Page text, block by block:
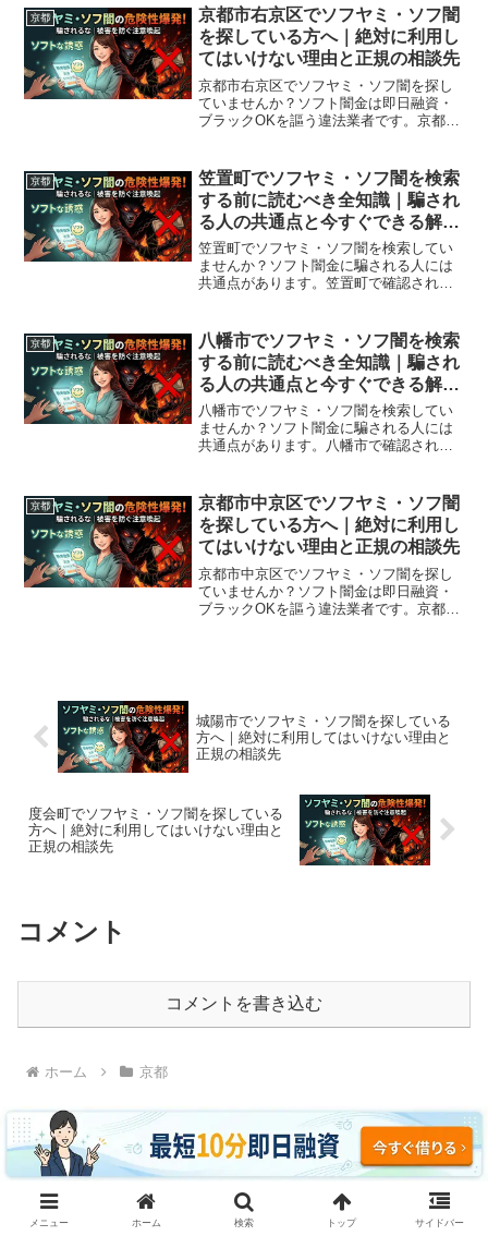
市から利用できる無料相談先まで完全解
説。
京都
京都市右京区でソフヤミ・ソフ闇
を探している方へ｜絶対に利用し
てはいけない理由と正規の相談先
京都市右京区でソフヤミ・ソフ闇を探し
ていませんか？ソフト闇金は即日融資・
ブラックOKを謳う違法業者です。京都市
出す前に必ずお読みください。
京都
笠置町でソフヤミ・ソフ闇を検索
する前に読むべき全知識｜騙され
る人の共通点と今すぐできる解決
策
笠置町でソフヤミ・ソフ闇を検索してい
ませんか？ソフト闇金に騙される人には
共通点があります。笠置町で確認されて
町から利用できる無料相談先まで完全解
説。
京都
八幡市でソフヤミ・ソフ闇を検索
する前に読むべき全知識｜騙され
る人の共通点と今すぐできる解決
策
八幡市でソフヤミ・ソフ闇を検索してい
ませんか？ソフト闇金に騙される人には
共通点があります。八幡市で確認されて
市から利用できる無料相談先まで完全解
説。
京都
京都市中京区でソフヤミ・ソフ闇
を探している方へ｜絶対に利用し
てはいけない理由と正規の相談先
京都市中京区でソフヤミ・ソフ闇を探し
ていませんか？ソフト闇金は即日融資・
ブラックOKを謳う違法業者です。京都市
城陽市でソフヤミ・ソフ闇を探している
方へ｜絶対に利用してはいけない理由と
正規の相談先
度会町でソフヤミ・ソフ闇を探している
方へ｜絶対に利用してはいけない理由と
正規の相談先
コメント
コメントを書き込む
ホーム 京都
ソフヤミ・ソフ闇に騙されるな｜即日融資・ブラッ
メニュー ホーム 検索 トップ サイドバー